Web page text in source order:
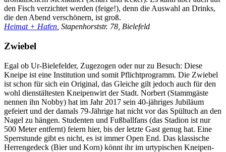
den Fisch verzichtet werden (feige!), denn die Auswahl an Drinks,
die den Abend verschönern, ist groß.
Heimat + Hafen, Stapenhorststr. 78, Bielefeld
Zwiebel
Egal ob Ur-Bielefelder, Zugezogen oder nur zu Besuch: Diese
Kneipe ist eine Institution und somit Pflichtprogramm. Die Zwiebel
ist schon für sich ein Original, das Gleiche gilt jedoch auch für den
wohl dienstältesten Kneipenwirt der Stadt. Norbert (Stammgäste
nennen ihn Nobby) hat im Jahr 2017 sein 40-jähriges Jubiläum
gefeiert und der damals 79-Jährige hat nicht vor das Spültuch an den
Nagel zu hängen. Studenten und Fußballfans (das Stadion ist nur
500 Meter entfernt) feiern hier, bis der letzte Gast genug hat. Eine
Sperrstunde gibt es nicht, es ist immer Open End. Das klassische
Herrengedeck (Bier und Korn) könnt ihr im urtypischen Kneipen-